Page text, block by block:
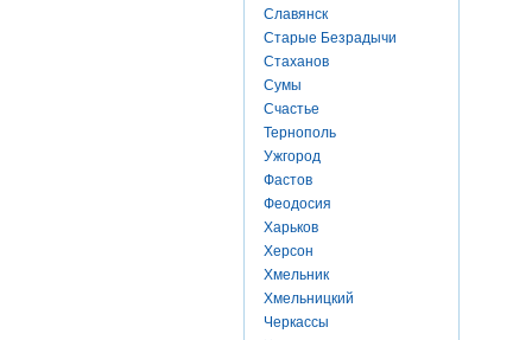
Славянск
Старые Безрадычи
Стаханов
Сумы
Счастье
Тернополь
Ужгород
Фастов
Феодосия
Харьков
Херсон
Хмельник
Хмельницкий
Черкассы